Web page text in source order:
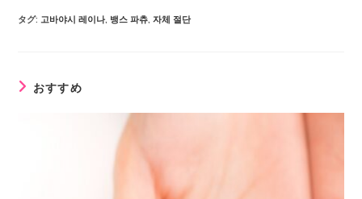
タグ:고바야시 레이나, 뱅스 파츄, 자체 절단
おすすめ